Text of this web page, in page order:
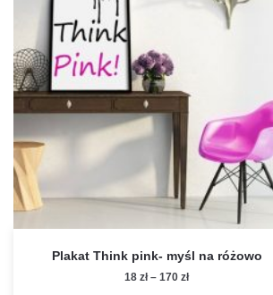
Plakat Think pink- myśl na różowo
18 zł – 170 złZakres